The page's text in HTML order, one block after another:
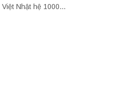
Nhật hệ 1000...